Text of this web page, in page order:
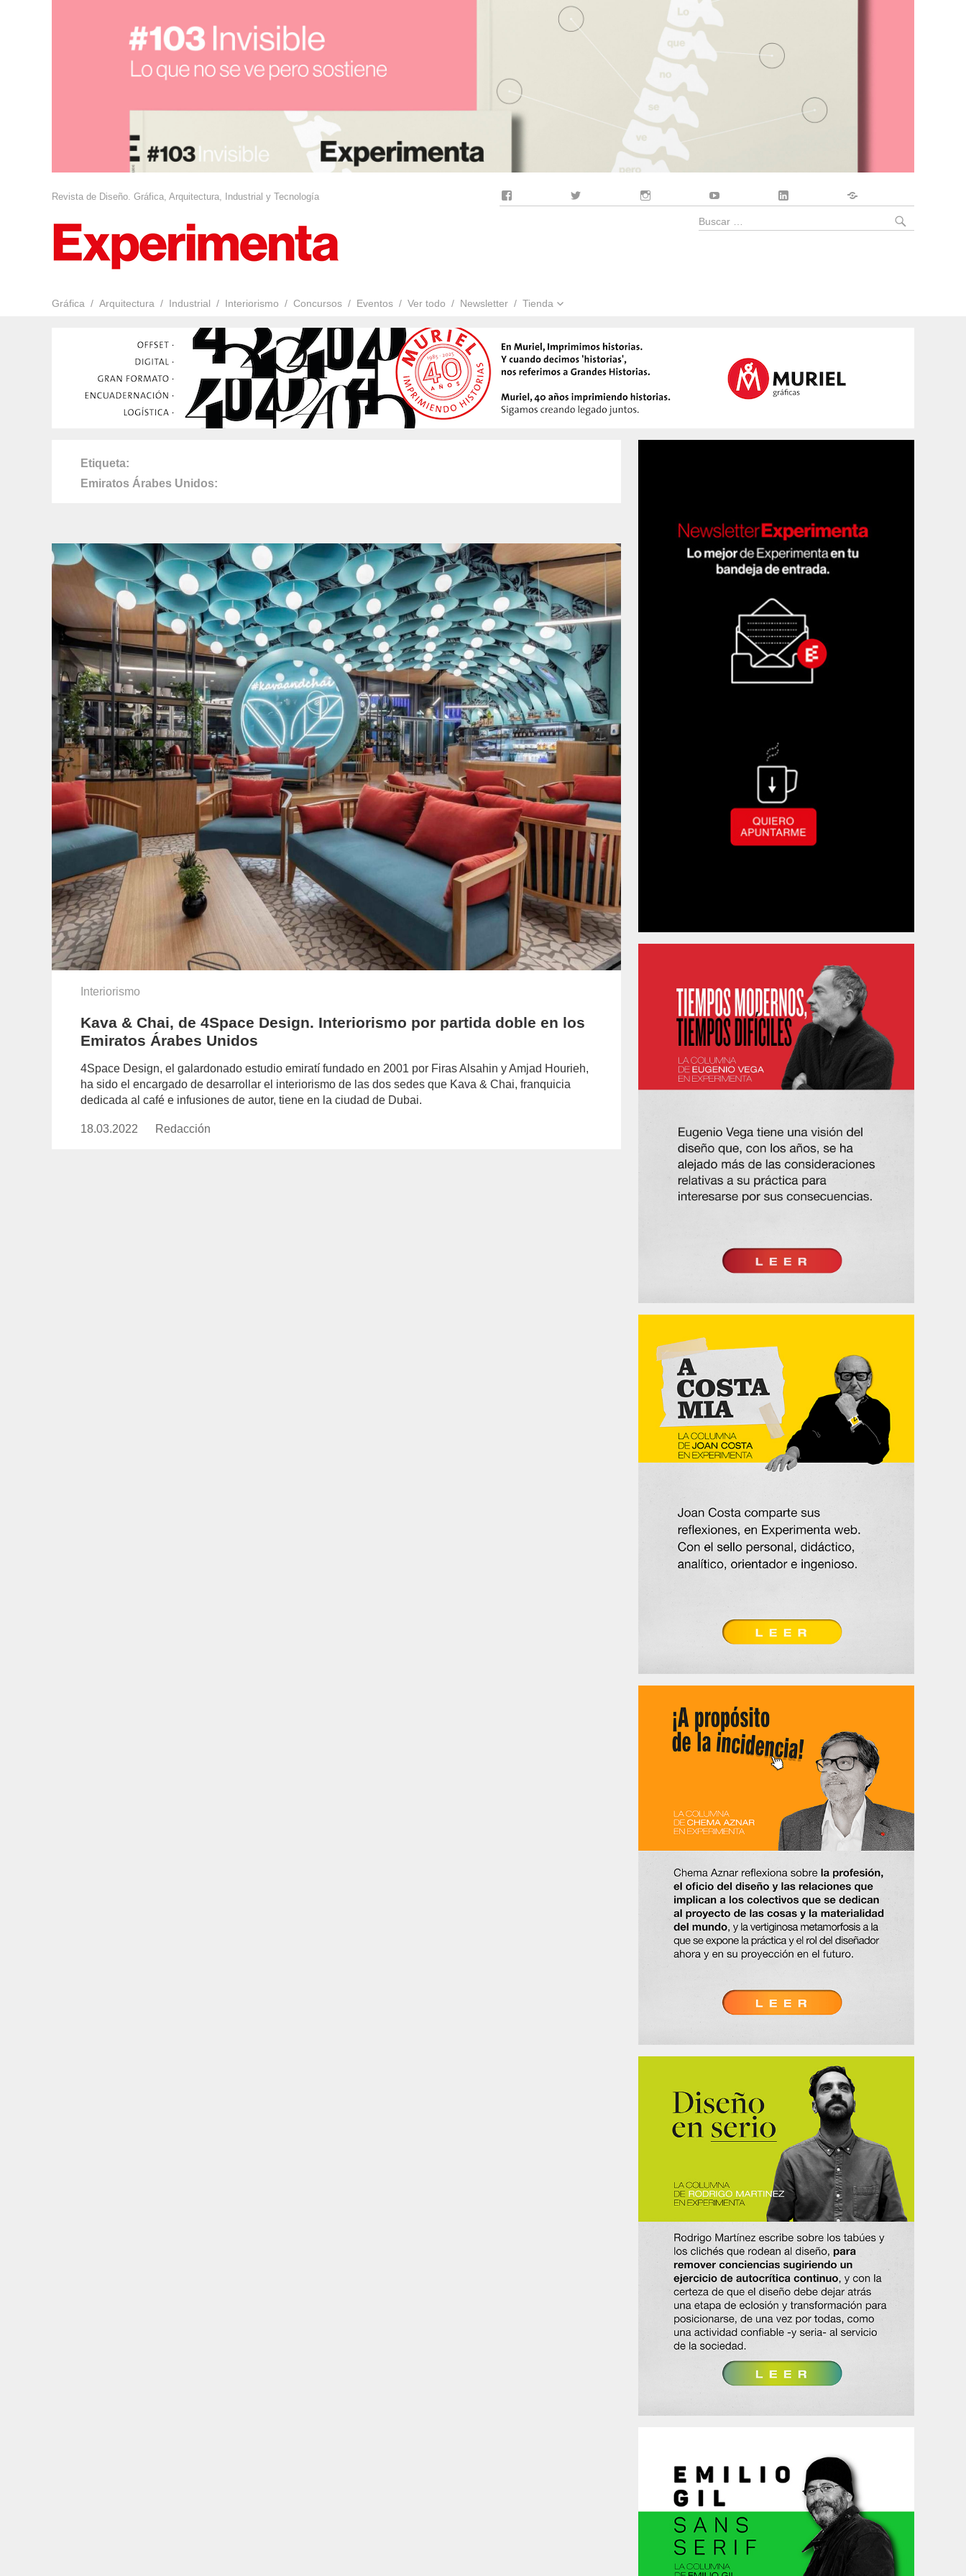
Revista de Diseño. Gráfica, Arquitectura, Industrial y Tecnología
Gráfica Arquitectura Industrial Interiorismo Concursos Eventos Ver todo Newsletter Tienda
Buscar
Etiqueta
Emiratos Árabes Unidos
Interiorismo
Kava & Chai, de 4Space Design. Interiorismo por partida doble en los
Emiratos Árabes Unidos
4Space Design, el galardonado estudio emiratí fundado en 2001 por Firas Alsahin y Amjad Hourieh,
ha sido el encargado de desarrollar el interiorismo de las dos sedes que Kava & Chai, franquicia
dedicada al café e infusiones de autor, tiene en la ciudad de Dubai.
Publicado
18.03.2022 https://www.experimenta.es/author/redaccion/
Redacción